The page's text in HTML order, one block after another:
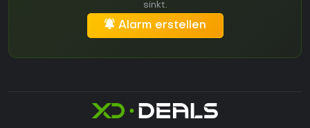
sinkt.
Alarm erstellen